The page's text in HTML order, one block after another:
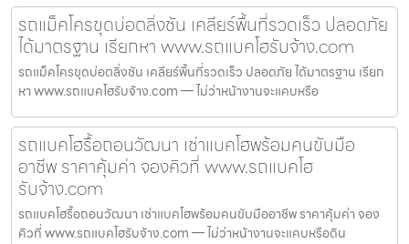
รถแม็คโครขุดบ่อตลิ่งชัน เคลียร์พื้นที่รวดเร็ว ปลอดภัย
ได้มาตรฐาน เรียกหา www.รถแบคโฮรับจ้าง.com
รถแม็คโครขุดบ่อตลิ่งชัน เคลียร์พื้นที่รวดเร็ว ปลอดภัย ได้มาตรฐาน เรียก
หา www.รถแบคโฮรับจ้าง.com — ไม่ว่าหน้างานจะแคบหรือ
รถแบคโฮรื้อถอนวัฒนา เช่าแบคโฮพร้อมคนขับมือ
อาชีพ ราคาคุ้มค่า จองคิวที่ www.รถแบคโฮ
รับจ้าง.com
รถแบคโฮรื้อถอนวัฒนา เช่าแบคโฮพร้อมคนขับมืออาชีพ ราคาคุ้มค่า จอง
คิวที่ www.รถแบคโฮรับจ้าง.com — ไม่ว่าหน้างานจะแคบหรือดิน